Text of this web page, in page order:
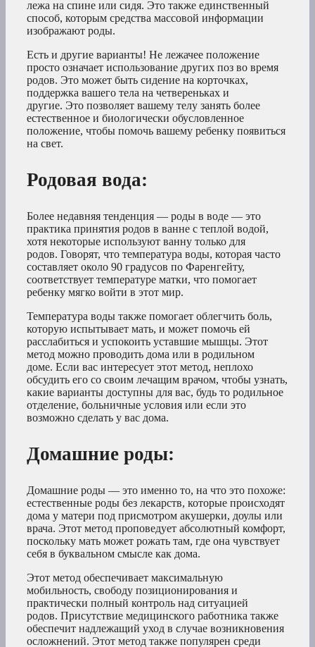
лежа на спине или сидя. Это также единственный
способ, которым средства массовой информации
изображают роды.
Есть и другие варианты! Не лежачее положение
просто означает использование других поз во время
родов. Это может быть сидение на корточках,
поддержка вашего тела на четвереньках и
другие. Это позволяет вашему телу занять более
естественное и биологически обусловленное
положение, чтобы помочь вашему ребенку появиться
на свет.
Родовая вода:
Более недавняя тенденция — роды в воде — это
практика принятия родов в ванне с теплой водой,
хотя некоторые используют ванну только для
родов. Говорят, что температура воды, которая часто
составляет около 90 градусов по Фаренгейту,
соответствует температуре матки, что помогает
ребенку мягко войти в этот мир.
Температура воды также помогает облегчить боль,
которую испытывает мать, и может помочь ей
расслабиться и успокоить уставшие мышцы. Этот
метод можно проводить дома или в родильном
доме. Если вас интересует этот метод, неплохо
обсудить его со своим лечащим врачом, чтобы узнать,
какие варианты доступны для вас, будь то родильное
отделение, больничные условия или если это
возможно сделать у вас дома.
Домашние роды:
Домашние роды — это именно то, на что это похоже:
естественные роды без лекарств, которые происходят
дома у матери под присмотром акушерки, доулы или
врача. Этот метод проповедует абсолютный комфорт,
поскольку мать может рожать там, где она чувствует
себя в буквальном смысле как дома.
Этот метод обеспечивает максимальную
мобильность, свободу позиционирования и
практически полный контроль над ситуацией
родов. Присутствие медицинского работника также
обеспечит надлежащий уход в случае возникновения
осложнений. Этот метод также популярен среди